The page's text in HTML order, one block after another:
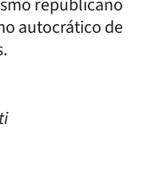
autocrático de